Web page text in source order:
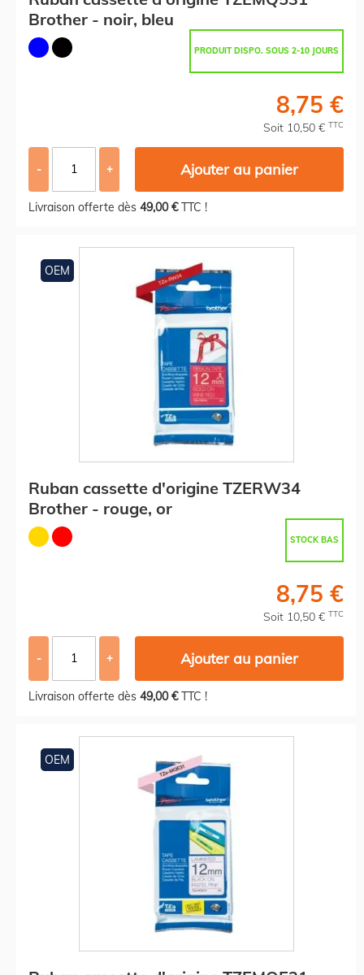
Brother - noir, bleu
PRODUIT DISPO. SOUS 2-10 JOURS
8,75 €
Soit 10,50 € TTC
- + Ajouter au panier
Livraison offerte dès 49,00 €TTC !
OEM
Ruban cassette d'origine TZERW34
Brother - rouge, or
STOCK BAS
8,75 €
Soit 10,50 € TTC
- + Ajouter au panier
Livraison offerte dès 49,00 €TTC !
OEM